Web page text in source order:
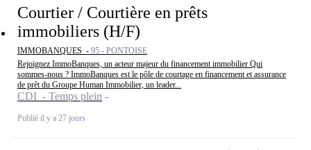
Courtier / Courtière en prêts
immobiliers (H/F)
IMMOBANQUES - 95 - PONTOISE
Rejoignez ImmoBanques, un acteur majeur du financement immobilier Qui
sommes-nous ? ImmoBanques est le pôle de courtage en financement et assurance
de prêt du Groupe Human Immobilier, un leader...
CDI - Temps plein
Publié il y a 27 jours